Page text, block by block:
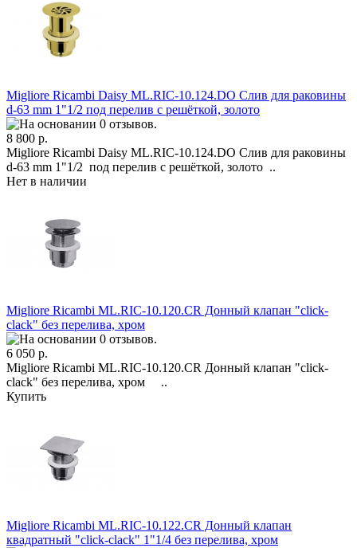
Migliore Ricambi Daisy ML.RIC-10.124.DO Слив для раковины
d-63 mm 1"1/2 под перелив с решёткой, золото
8 800 р.
Migliore Ricambi Daisy ML.RIC-10.124.DO Слив для раковины
d-63 mm 1"1/2 под перелив с решёткой, золото ..
Нет в наличии
Migliore Ricambi ML.RIC-10.120.CR Донный клапан "click-
clack" без перелива, хром
6 050 р.
Migliore Ricambi ML.RIC-10.120.CR Донный клапан "click-
clack" без перелива, хром ..
Купить
Migliore Ricambi ML.RIC-10.122.CR Донный клапан
квадратный "click-clack" 1"1/4 без перелива, хром